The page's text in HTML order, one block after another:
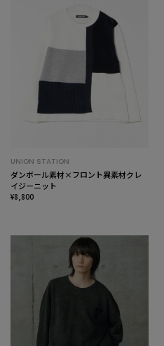
UNION STATION
ダンボール素材×フロント異素材クレ
イジーニット
¥8,800